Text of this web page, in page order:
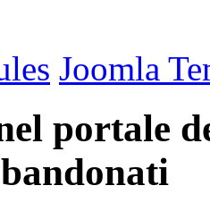
Joomla
portale